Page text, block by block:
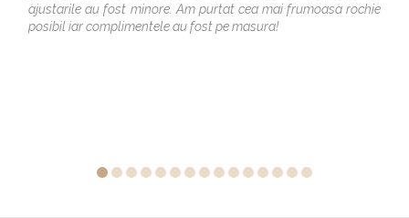
ajustarile au fost minore. Am purtat cea mai frumoasa rochie
posibil iar complimentele au fost pe masura!